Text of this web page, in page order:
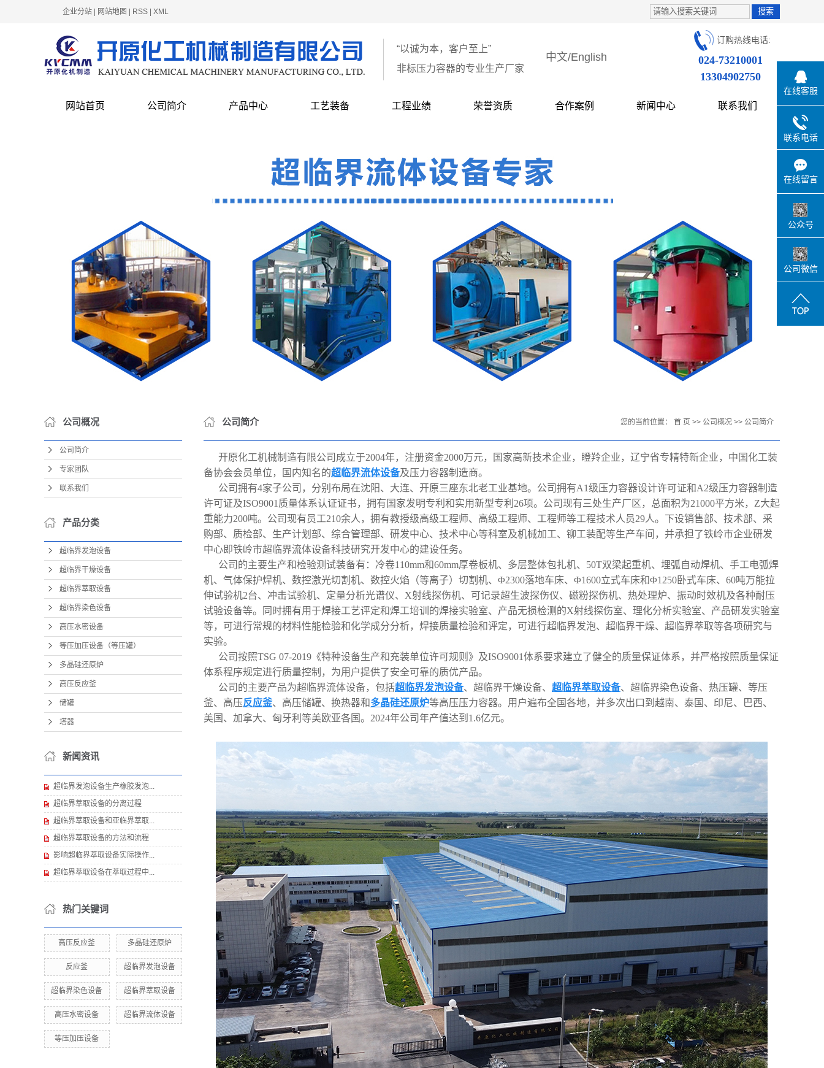
企业分站 网站地图 RSS XML
“以诚为本，客户至上”
非标压力容器的专业生产厂家
中文/English
订购热线电话:
024-73210001
13304902750
网站首页 公司简介 产品中心 工艺装备 工程业绩 荣誉资质 合作案例 新闻中心 联系我们
公司概况
公司简介
专家团队
联系我们
产品分类
超临界发泡设备
超临界干燥设备
超临界萃取设备
超临界染色设备
高压水密设备
等压加压设备（等压罐）
多晶硅还原炉
高压反应釜
储罐
塔器
新闻资讯
超临界发泡设备生产橡胶发泡...
超临界萃取设备的分离过程
超临界萃取设备和亚临界萃取...
超临界萃取设备的方法和流程
影响超临界萃取设备实际操作...
超临界萃取设备在萃取过程中...
热门关键词
高压反应釜 多晶硅还原炉
反应釜 超临界发泡设备
超临界染色设备 超临界萃取设备
高压水密设备 超临界流体设备
等压加压设备
公司简介 您的当前位置： 首 页 >> 公司概况 >> 公司简介
开原化⼯机械制造有限公司成⽴于2004年，注册资⾦2000万元，国家⾼新技术企业，瞪羚企业，辽宁省专精特新企业，中国化⼯装
备协会会员单位，国内知名的超临界流体设备及压⼒容器制造商。
公司拥有4家⼦公司，分别布局在沈阳、⼤连、开原三座东北⽼⼯业基地。公司拥有A1级压⼒容器设计许可证和A2级压⼒容器制造
许可证及ISO9001质量体系认证证书，拥有国家发明专利和实⽤新型专利26项。公司现有三处⽣产⼚区，总⾯积为21000平⽅⽶，Z⼤起
重能⼒200吨。公司现有员⼯210余⼈，拥有教授级⾼级⼯程师、⾼级⼯程师、⼯程师等⼯程技术⼈员29⼈。下设销售部、技术部、采
购部、质检部、⽣产计划部、综合管理部、研发中⼼、技术中⼼等科室及机械加⼯、铆⼯装配等⽣产⻋间，并承担了铁岭市企业研发
中⼼即铁岭市超临界流体设备科技研究开发中⼼的建设任务。
公司的主要⽣产和检验测试装备有：冷卷110mm和60mm厚卷板机、多层整体包扎机、50T双梁起重机、埋弧⾃动焊机、⼿⼯电弧焊
机、⽓体保护焊机、数控激光切割机、数控⽕焰（等离⼦）切割机、Φ2300落地⻋床、Φ1600⽴式⻋床和Φ1250卧式⻋床、60吨万能拉
伸试验机2台、冲击试验机、定量分析光谱仪、X射线探伤机、可记录超⽣波探伤仪、磁粉探伤机、热处理炉、振动时效机及各种耐压
试验设备等。同时拥有⽤于焊接⼯艺评定和焊⼯培训的焊接实验室、产品⽆损检测的X射线探伤室、理化分析实验室、产品研发实验室
等，可进⾏常规的材料性能检验和化学成分分析，焊接质量检验和评定，可进⾏超临界发泡、超临界⼲燥、超临界萃取等各项研究与
实验。
公司按照TSG 07-2019《特种设备⽣产和充装单位许可规则》及ISO9001体系要求建⽴了健全的质量保证体系，并严格按照质量保证
体系程序规定进⾏质量控制，为⽤⼾提供了安全可靠的质优产品。
公司的主要产品为超临界流体设备，包括超临界发泡设备、超临界⼲燥设备、 超临界萃取设备、超临界染⾊设备、热压罐、等压
釜、⾼压反应釜、⾼压储罐、换热器和多晶硅还原炉等⾼压压⼒容器。⽤⼾遍布全国各地，并多次出⼝到越南、泰国、印尼、巴西、
美国、加拿⼤、匈⽛利等美欧亚各国。2024年公司年产值达到1.6亿元。
在线客服
联系电话
在线留言
公众号
公司微信